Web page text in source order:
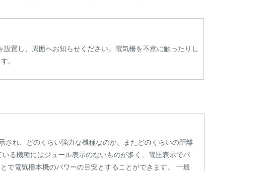
設置し、周囲へお知らせください。電気柵を不意に触ったりし
。
され、どのくらい強力な機種なのか、またどのくらいの距離
る機種にはジュール表示のないものが多く、電圧表示でパ
で電気柵本機のパワーの目安とすることができます。 一般